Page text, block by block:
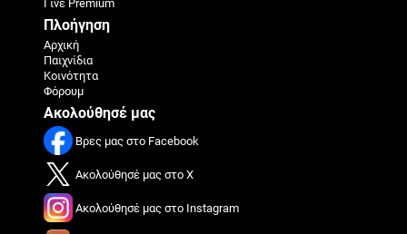
Γίνε Premium
Πλοήγηση
Αρχική
Παιχνίδια
Κοινότητα
Φόρουμ
Ακολούθησέ μας
Βρες μας στο Facebook
Ακολούθησέ μας στο X
Ακολούθησέ μας στο Instagram